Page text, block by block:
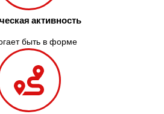
активность
быть в форме